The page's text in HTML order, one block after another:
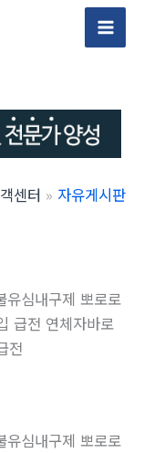
Main
센터 자유게시판
심내구제 뽀로로
급전 연체자바로
전
심내구제 뽀로로